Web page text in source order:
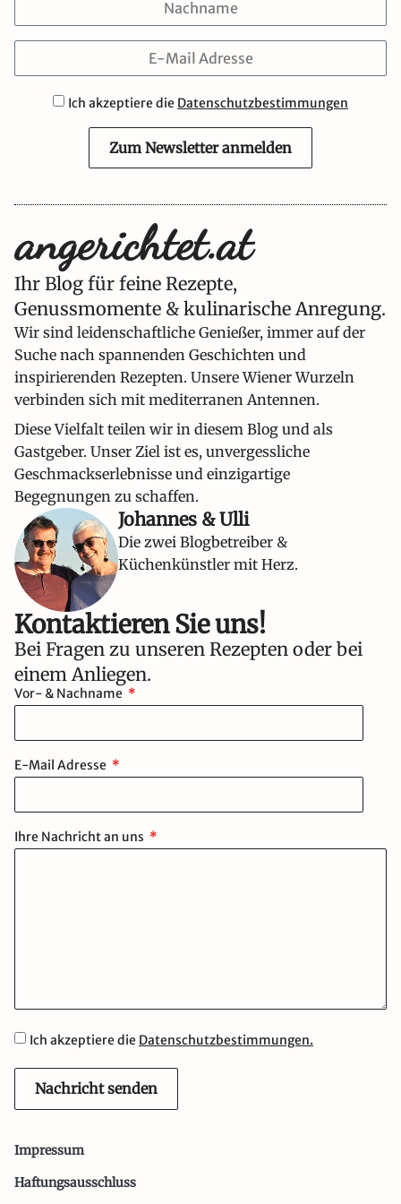
Ich akzeptiere die Datenschutzbestimmungen
Zum Newsletter anmelden
Ihr Blog für feine Rezepte,
Genussmomente & kulinarische Anregung.
Wir sind leidenschaftliche Genießer, immer auf der
Suche nach spannenden Geschichten und
inspirierenden Rezepten. Unsere Wiener Wurzeln
verbinden sich mit mediterranen Antennen.
Diese Vielfalt teilen wir in diesem Blog und als
Gastgeber. Unser Ziel ist es, unvergessliche
Geschmackserlebnisse und einzigartige
Begegnungen zu schaffen.
Johannes & Ulli
Die zwei Blogbetreiber &
Küchenkünstler mit Herz.
Kontaktieren Sie uns!​
Bei Fragen zu unseren Rezepten oder bei
einem Anliegen.
Vor- & Nachname
E-Mail Adresse
Ihre Nachricht an uns
Ich akzeptiere die Datenschutzbestimmungen.
Nachricht senden
Impressum
Haftungsausschluss